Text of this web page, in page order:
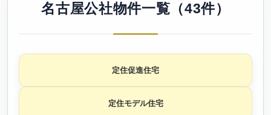
名古屋公社物件一覧（43件）
定住促進住宅
定住モデル住宅